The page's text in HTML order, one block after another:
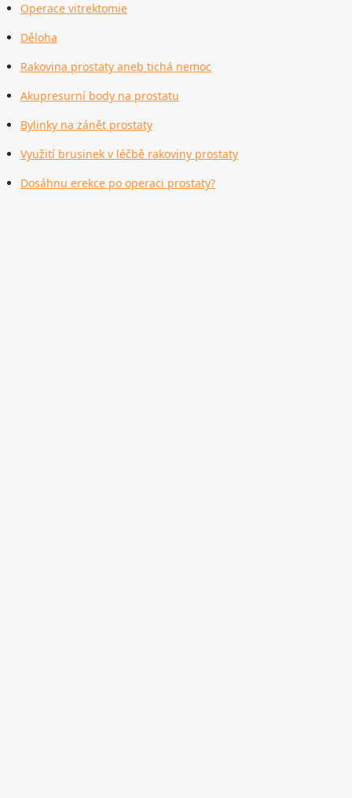
Operace vitrektomie
Děloha
Rakovina prostaty aneb tichá nemoc
Akupresurní body na prostatu
Bylinky na zánět prostaty
Využití brusinek v léčbě rakoviny prostaty
Dosáhnu erekce po operaci prostaty?